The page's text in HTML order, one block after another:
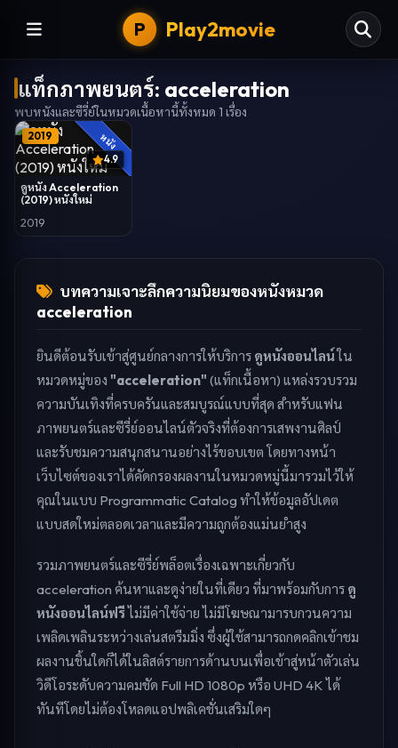
P Play2movie
แท็กภาพยนตร์: acceleration
พบหนังและซีรี่ย์ในหมวดเนื้อหานี้ทั้งหมด 1 เรื่อง
หนัง
2019
4.9
ดูหนัง Acceleration
(2019) หนังใหม่
2019
บทความเจาะลึกความนิยมของหนังหมวด
acceleration
ยินดีต้อนรับเข้าสู่ศูนย์กลางการให้บริการ ดูหนังออนไลน์ใน
หมวดหมู่ของ "acceleration" (แท็กเนื้อหา) แหล่งรวบรวม
ความบันเทิงที่ครบครันและสมบูรณ์แบบที่สุด สำหรับแฟน
ภาพยนตร์และซีรี่ย์ออนไลน์ตัวจริงที่ต้องการเสพงานศิลป์
และรับชมความสนุกสนานอย่างไร้ขอบเขต โดยทางหน้า
เว็บไซต์ของเราได้คัดกรองผลงานในหมวดหมู่นี้มารวมไว้ให้
คุณในแบบ Programmatic Catalog ทำให้ข้อมูลอัปเดต
แบบสดใหม่ตลอดเวลาและมีความถูกต้องแม่นยำสูง
รวมภาพยนตร์และซีรี่ย์พล็อตเรื่องเฉพาะเกี่ยวกับ
acceleration ค้นหาและดูง่ายในที่เดียว ที่มาพร้อมกับการ ดู
หนังออนไลน์ฟรีไม่มีค่าใช้จ่าย ไม่มีโฆษณามารบกวนความ
เพลิดเพลินระหว่างเล่นสตรีมมิ่ง ซึ่งผู้ใช้สามารถกดคลิกเข้าชม
ผลงานชิ้นใดก็ได้ในลิสต์รายการด้านบนเพื่อเข้าสู่หน้าตัวเล่น
วิดีโอระดับความคมชัด Full HD 1080p หรือ UHD 4K ได้
ทันทีโดยไม่ต้องโหลดแอปพลิเคชั่นเสริมใดๆ